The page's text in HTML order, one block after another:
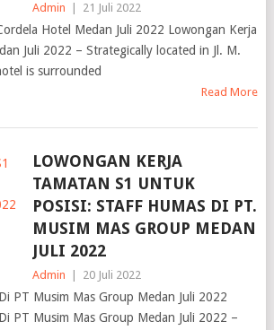
Admin 21 Juli 2022
Hotel Medan Juli 2022 Lowongan Kerja
Juli 2022 – Strategically located in Jl. M.
is surrounded
Read More
LOWONGAN KERJA
TAMATAN S1 UNTUK
POSISI: STAFF HUMAS DI PT.
MUSIM MAS GROUP MEDAN
JULI 2022
Admin 20 Juli 2022
PT Musim Mas Group Medan Juli 2022
PT Musim Mas Group Medan Juli 2022 –